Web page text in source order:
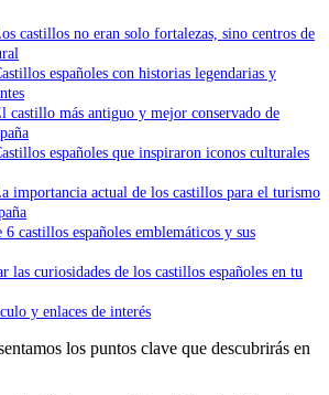
castillos no eran solo fortalezas, sino centros de
españoles con historias legendarias y
castillo más antiguo y mejor conservado de
españoles que inspiraron iconos culturales
importancia actual de los castillos para el turismo
castillos españoles emblemáticos y sus
las curiosidades de los castillos españoles en tu
y enlaces de interés
los puntos clave que descubrirás en